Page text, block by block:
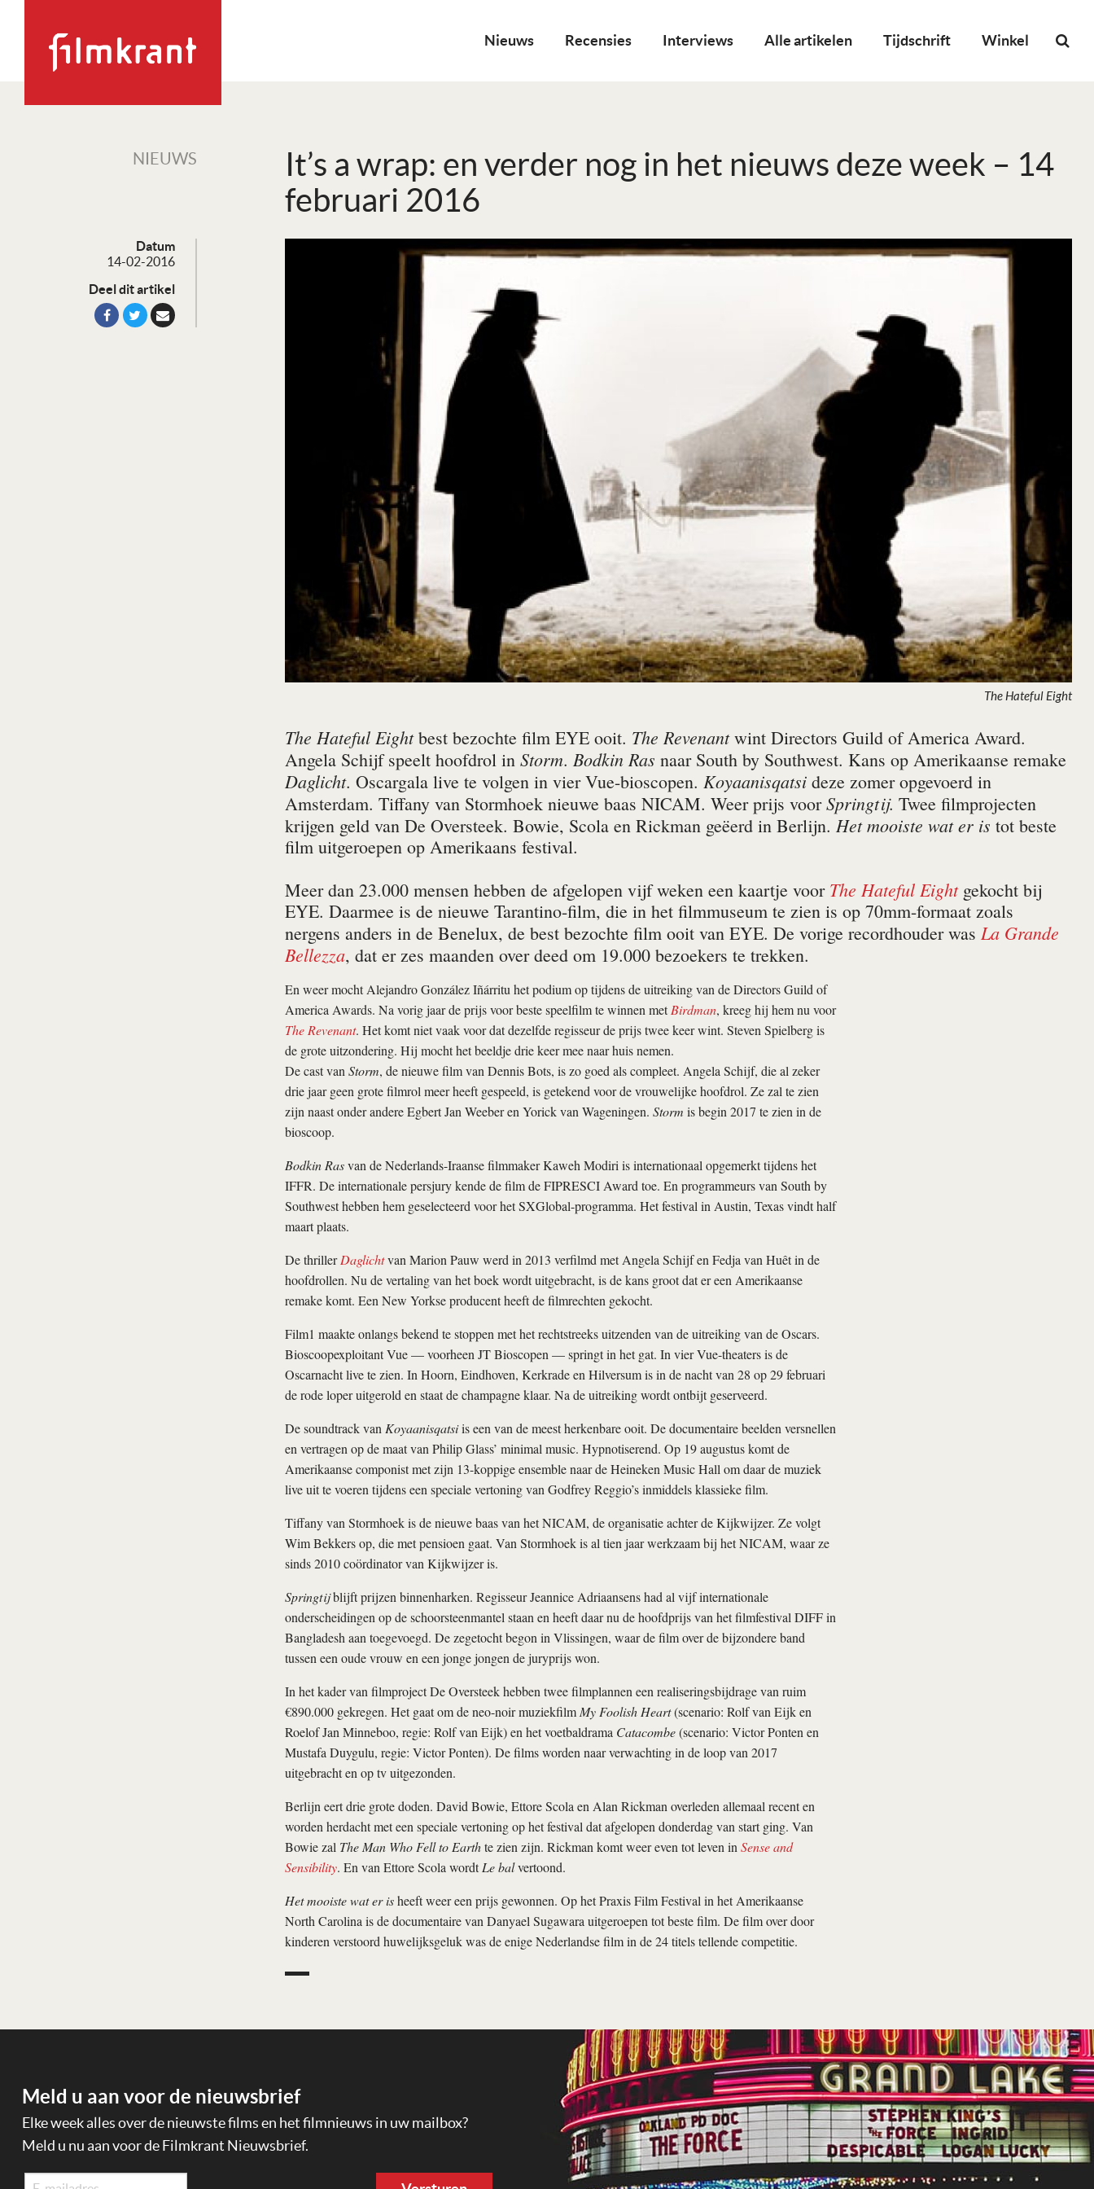
Nieuws Recensies Interviews Alle artikelen Tijdschrift Winkel
NIEUWS
It’s a wrap: en verder nog in het nieuws deze week – 14
februari 2016
Datum
14-02-2016
Deel dit artikel
The Hateful Eight
The Hateful Eightbest bezochte film EYE ooit. The Revenantwint Directors Guild of America Award.
Angela Schijf speelt hoofdrol in Storm. Bodkin Ras naar South by Southwest. Kans op Amerikaanse remake
Daglicht. Oscargala live te volgen in vier Vue-bioscopen. Koyaanisqatsideze zomer opgevoerd in
Amsterdam. Tiffany van Stormhoek nieuwe baas NICAM. Weer prijs voorSpringtij. Twee filmprojecten
krijgen geld van De Oversteek. Bowie, Scola en Rickman geëerd in Berlijn. Het mooiste wat er is tot beste
film uitgeroepen op Amerikaans festival.
Meer dan 23.000 mensen hebben de afgelopen vijf weken een kaartje voor The Hateful Eight gekocht bij
EYE. Daarmee is de nieuwe Tarantino-film, die in het filmmuseum te zien is op 70mm-formaat zoals
nergens anders in de Benelux, de best bezochte film ooit van EYE. De vorige recordhouder was La Grande
Bellezza, dat er zes maanden over deed om 19.000 bezoekers te trekken.
En weer mocht Alejandro González Iñárritu het podium op tijdens de uitreiking van de Directors Guild of
America Awards. Na vorig jaar de prijs voor beste speelfilm te winnen metBirdman, kreeg hij hem nu voor
The Revenant. Het komt niet vaak voor dat dezelfde regisseur de prijs twee keer wint. Steven Spielberg is
de grote uitzondering. Hij mocht het beeldje drie keer mee naar huis nemen.
De cast van Storm, de nieuwe film van Dennis Bots, is zo goed als compleet. Angela Schijf, die al zeker
drie jaar geen grote filmrol meer heeft gespeeld, is getekend voor de vrouwelijke hoofdrol. Ze zal te zien
zijn naast onder andere Egbert Jan Weeber en Yorick van Wageningen. Storm is begin 2017 te zien in de
bioscoop.
Bodkin Rasvan de Nederlands-Iraanse filmmaker Kaweh Modiri is internationaal opgemerkt tijdens het
IFFR. De internationale persjury kende de film de FIPRESCI Award toe. En programmeurs van South by
Southwest hebben hem geselecteerd voor het SXGlobal-programma. Het festival in Austin, Texas vindt half
maart plaats.
De thrillerDaglichtvan Marion Pauw werd in 2013 verfilmd met Angela Schijf en Fedja van Huêt in de
hoofdrollen. Nu de vertaling van het boek wordt uitgebracht, is de kans groot dat er een Amerikaanse
remake komt. Een New Yorkse producent heeft de filmrechten gekocht.
Film1 maakte onlangs bekend te stoppen met het rechtstreeks uitzenden van de uitreiking van de Oscars.
Bioscoopexploitant Vue — voorheen JT Bioscopen — springt in het gat. In vier Vue-theaters is de
Oscarnacht live te zien. In Hoorn, Eindhoven, Kerkrade en Hilversum is in de nacht van 28 op 29 februari
de rode loper uitgerold en staat de champagne klaar. Na de uitreiking wordt ontbijt geserveerd.
De soundtrack van Koyaanisqatsiis een van de meest herkenbare ooit. De documentaire beelden versnellen
en vertragen op de maat van Philip Glass’ minimal music. Hypnotiserend. Op 19 augustus komt de
Amerikaanse componist met zijn 13-koppige ensemble naar de Heineken Music Hall om daar de muziek
live uit te voeren tijdens een speciale vertoning van Godfrey Reggio’s inmiddels klassieke film.
Tiffany van Stormhoek is de nieuwe baas van het NICAM, de organisatie achter de Kijkwijzer. Ze volgt
Wim Bekkers op, die met pensioen gaat. Van Stormhoek is al tien jaar werkzaam bij het NICAM, waar ze
sinds 2010 coördinator van Kijkwijzer is.
Springtijblijft prijzen binnenharken. Regisseur Jeannice Adriaansens had al vijf internationale
onderscheidingen op de schoorsteenmantel staan en heeft daar nu de hoofdprijs van het filmfestival DIFF in
Bangladesh aan toegevoegd. De zegetocht begon in Vlissingen, waar de film over de bijzondere band
tussen een oude vrouw en een jonge jongen de juryprijs won.
In het kader van filmproject De Oversteek hebben twee filmplannen een realiseringsbijdrage van ruim
€890.000 gekregen. Het gaat om de neo-noir muziekfilm My Foolish Heart(scenario: Rolf van Eijk en
Roelof Jan Minneboo, regie: Rolf van Eijk) en het voetbaldrama Catacombe(scenario: Victor Ponten en
Mustafa Duygulu, regie: Victor Ponten). De films worden naar verwachting in de loop van 2017
uitgebracht en op tv uitgezonden.
Berlijn eert drie grote doden. David Bowie, Ettore Scola en Alan Rickman overleden allemaal recent en
worden herdacht met een speciale vertoning op het festival dat afgelopen donderdag van start ging. Van
Bowie zal The Man Who Fell to Earthte zien zijn. Rickman komt weer even tot leven in Sense and
Sensibility. En van Ettore Scola wordtLe balvertoond.
Het mooiste wat er isheeft weer een prijs gewonnen. Op het Praxis Film Festival in het Amerikaanse
North Carolina is de documentaire van Danyael Sugawara uitgeroepen tot beste film. De film over door
kinderen verstoord huwelijksgeluk was de enige Nederlandse film in de 24 titels tellende competitie.
Meld u aan voor de nieuwsbrief
Elke week alles over de nieuwste films en het filmnieuws in uw mailbox?
Meld u nu aan voor de Filmkrant Nieuwsbrief.